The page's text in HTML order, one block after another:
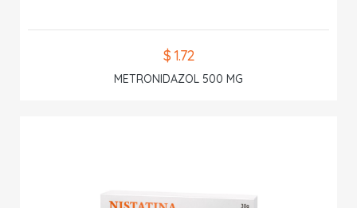
$ 1.72
METRONIDAZOL 500 MG